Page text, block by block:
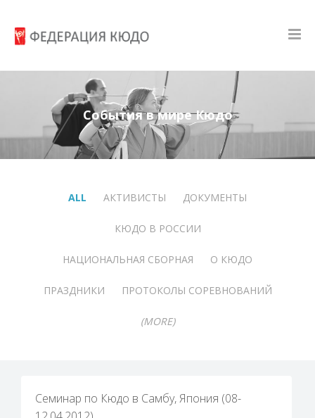
События в мире Кюдо
ALL АКТИВИСТЫ ДОКУМЕНТЫ
КЮДО В РОССИИ
НАЦИОНАЛЬНАЯ СБОРНАЯ О КЮДО
ПРАЗДНИКИ ПРОТОКОЛЫ СОРЕВНОВАНИЙ
(MORE)
Семинар по Кюдо в Самбу, Япония (08-